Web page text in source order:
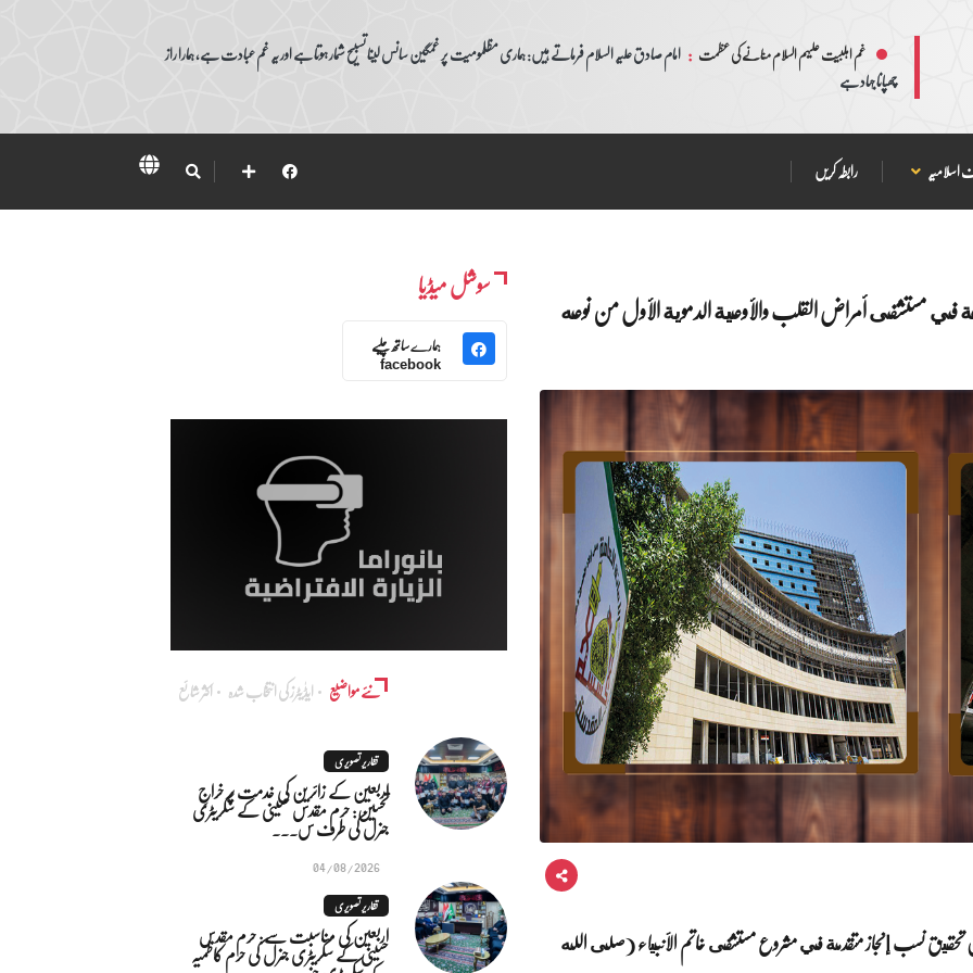
غم اہلبیت علیہم السلام منانے کی عظمت : امام صادق علیہ السلام فرماتے ہیں: ہماری مظلمومیت پر غمگین سانس لینا تسبیح شمار ہوتا ہے اور یہ غم عبادت ہے، ہمارا راز
چھپانا جہاد ہے
اسلامیہ رابطہ کریں
نسب انجاز متقدمة في مستشفى أمراض القلب والأوعية الدموية الأول من نوعه
عن تحقيق نسب إنجاز متقدمة في مشروع مستشفى خاتم الأنبياء (صلى الله
سوشل میڈیا
ہمارے ساتھ چلیے
facebook
نئے مواضیع ایڈٰیٹرز کی انتخاب شدہ اکثر شائع
تقاریر تصویری
اربعین کے زائرین کی خدمت پر خراجِ
تحسین: حرم مقدس حسینی کے سکریٹری
جنرل کی طرف س...
04/08/2026
تقاریر تصویری
اربعین کی مناسبت سے: حرم مقدس
حسینی کے سکریٹری جنرل کی حرم کاظمیہ